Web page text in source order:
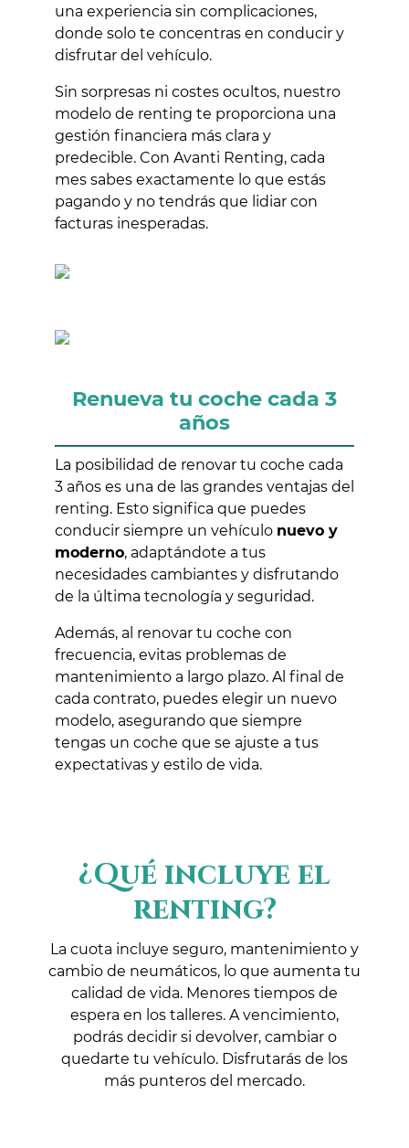
una experiencia sin complicaciones,
donde solo te concentras en conducir y
disfrutar del vehículo.
Sin sorpresas ni costes ocultos, nuestro
modelo de renting te proporciona una
gestión financiera más clara y
predecible. Con Avanti Renting, cada
mes sabes exactamente lo que estás
pagando y no tendrás que lidiar con
facturas inesperadas.
Renueva tu coche cada 3
años
La posibilidad de renovar tu coche cada
3 años es una de las grandes ventajas del
renting. Esto significa que puedes
conducir siempre un vehículo nuevo y
moderno, adaptándote a tus
necesidades cambiantes y disfrutando
de la última tecnología y seguridad.
Además, al renovar tu coche con
frecuencia, evitas problemas de
mantenimiento a largo plazo. Al final de
cada contrato, puedes elegir un nuevo
modelo, asegurando que siempre
tengas un coche que se ajuste a tus
expectativas y estilo de vida.
¿Qué incluye el
renting?
La cuota incluye seguro, mantenimiento y
cambio de neumáticos, lo que aumenta tu
calidad de vida. Menores tiempos de
espera en los talleres. A vencimiento,
podrás decidir si devolver, cambiar o
quedarte tu vehículo. Disfrutarás de los
más punteros del mercado.